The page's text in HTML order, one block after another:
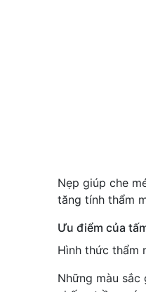
Nẹp giúp che
tăng tính thẩm
Ưu điểm của
Hình thức thẩm
Những màu